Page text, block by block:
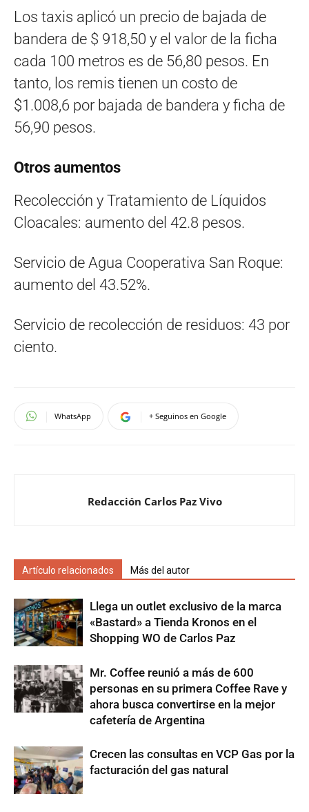
Los taxis aplicó un precio de bajada de
bandera de $ 918,50 y el valor de la ficha
cada 100 metros es de 56,80 pesos. En
tanto, los remis tienen un costo de
$1.008,6 por bajada de bandera y ficha de
56,90 pesos.
Otros aumentos
Recolección y Tratamiento de Líquidos
Cloacales: aumento del 42.8 pesos.
Servicio de Agua Cooperativa San Roque:
aumento del 43.52%.
Servicio de recolección de residuos: 43 por
ciento.
WhatsApp + Seguinos en Google
Redacción Carlos Paz Vivo
Artículo relacionados Más del autor
Llega un outlet exclusivo de la marca
«Bastard» a Tienda Kronos en el
Shopping WO de Carlos Paz
Mr. Coffee reunió a más de 600
personas en su primera Coffee Rave y
ahora busca convertirse en la mejor
cafetería de Argentina
Crecen las consultas en VCP Gas por la
facturación del gas natural